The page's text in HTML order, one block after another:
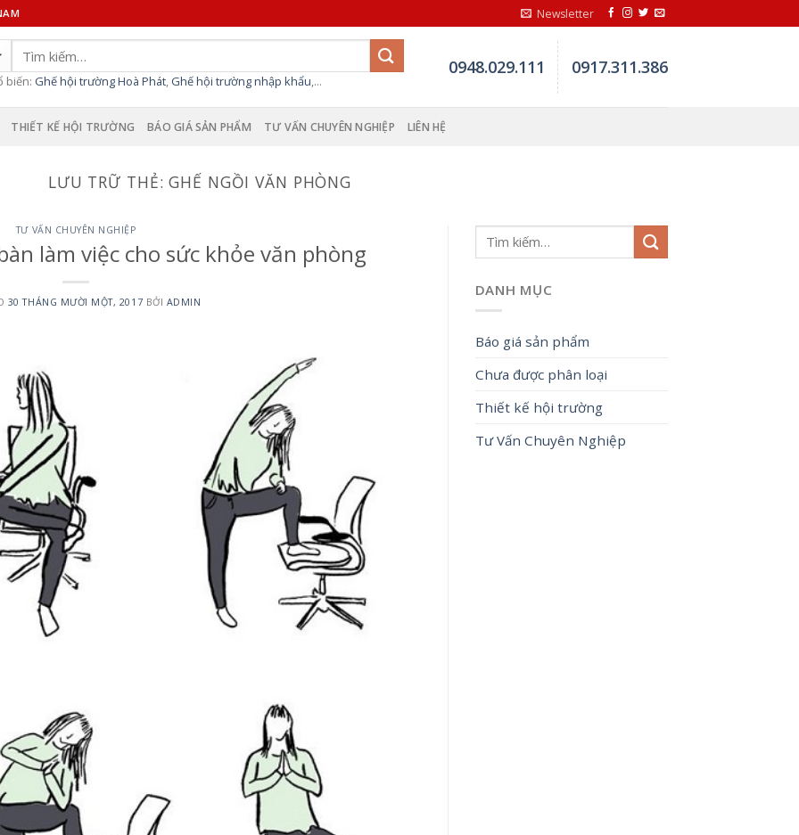
Newsletter
Tìm
kiếm:
biến: Ghế hội trường Hoà Phát, Ghế hội trường nhập khẩu,...
0948.029.111 0917.311.386
THIẾT KẾ HỘI TRƯỜNG BÁO GIÁ SẢN PHẨM TƯ VẤN CHUYÊN NGHIỆP LIÊN HỆ
LƯU TRỮ THẺ:GHẾ NGỒI VĂN PHÒNG
TƯ VẤN CHUYÊN NGHIỆP
làm việc cho sức khỏe văn phòng
30 THÁNG MƯỜI MỘT, 2017 BỞI ADMIN
DANH MỤC
Báo giá sản phẩm
Chưa được phân loại
Thiết kế hội trường
Tư Vấn Chuyên Nghiệp